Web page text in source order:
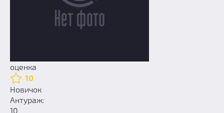
оценка
10
Новичок
Антураж:
10